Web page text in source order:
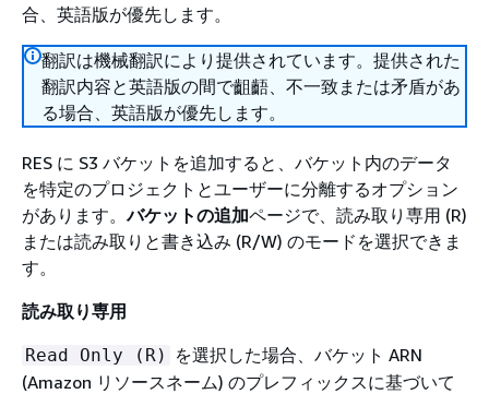
合、英語版が優先します。
翻訳は機械翻訳により提供されています。提供された
翻訳内容と英語版の間で齟齬、不一致または矛盾があ
る場合、英語版が優先します。
RES に S3 バケットを追加すると、バケット内のデータ
を特定のプロジェクトとユーザーに分離するオプション
があります。バケットの追加ページで、読み取り専用 (R)
または読み取りと書き込み (R/W) のモードを選択できま
す。
読み取り専用
Read Only (R)
を選択した場合、バケット ARN
(Amazon リソースネーム) のプレフィックスに基づいて